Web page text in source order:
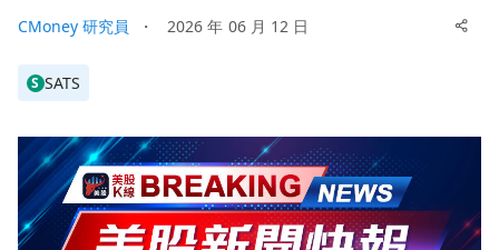
CMoney 研究員 ・ 2026 年 06 月 12 日
S SATS